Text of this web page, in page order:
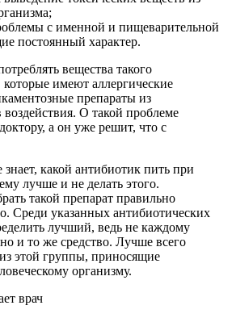
с именной и пищеварительной
постоянный характер.
вещества такого
имеют аллергические
препараты из
воздействия. О такой проблеме
а он уже решит, что с
какой антибиотик пить при
лучше и не делать этого.
такой препарат правильно
Среди указанных антибиотических
лучший, ведь не каждому
и то же средство. Лучше всего
этой группы, приносящие
организму.